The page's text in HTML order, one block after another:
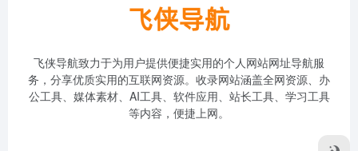
飞侠导航致力于为用户提供便捷实用的个人网站网址导航服
务，分享优质实用的互联网资源。收录网站涵盖全网资源、办
公工具、媒体素材、AI工具、软件应用、站长工具、学习工具
等内容，便捷上网。